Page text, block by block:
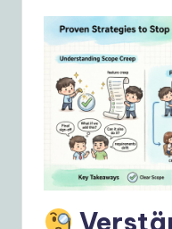
ft
w
o
lu